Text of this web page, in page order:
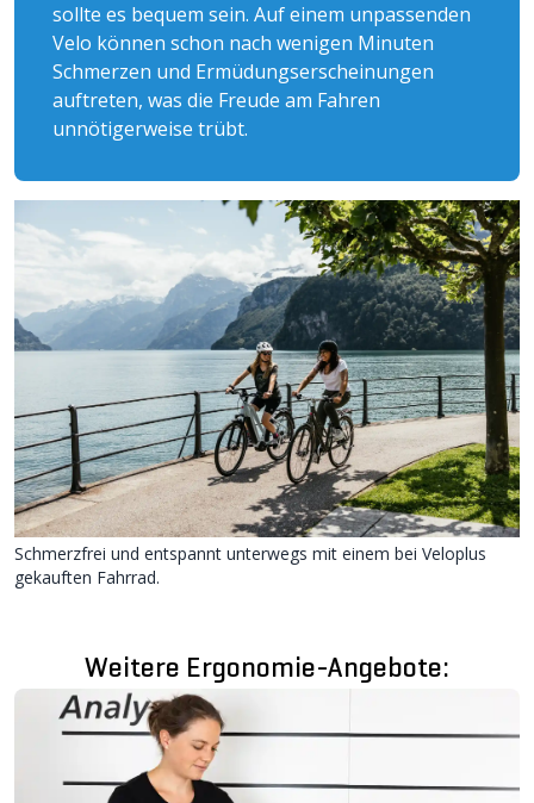
sollte es bequem sein. Auf einem unpassenden
Velo können schon nach wenigen Minuten
Schmerzen und Ermüdungserscheinungen
auftreten, was die Freude am Fahren
unnötigerweise trübt.
Schmerzfrei und entspannt unterwegs mit einem bei Veloplus
gekauften Fahrrad.
Weitere Ergonomie-Angebote: